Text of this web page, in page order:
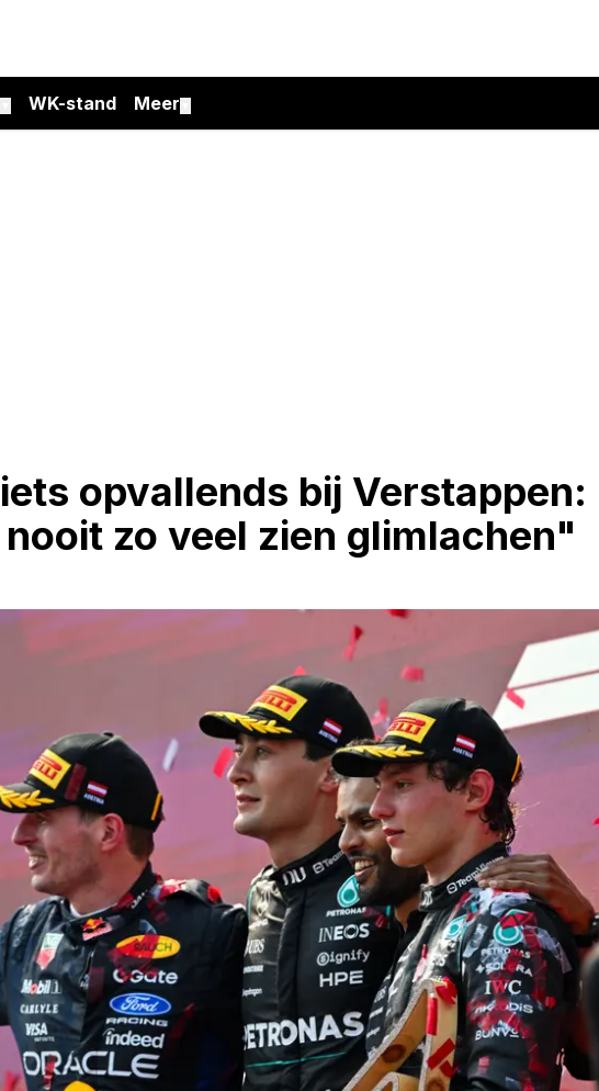
WK-stand Meer
opvallends bij Verstappen:
zo veel zien glimlachen"